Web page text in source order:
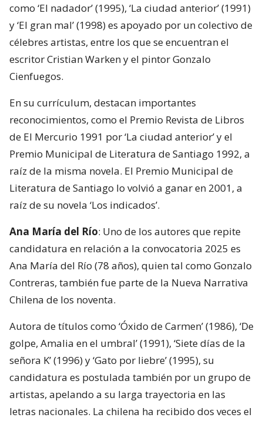
como ‘El nadador’ (1995), ‘La ciudad anterior’ (1991)
y ‘El gran mal’ (1998) es apoyado por un colectivo de
célebres artistas, entre los que se encuentran el
escritor Cristian Warken y el pintor Gonzalo
Cienfuegos.
En su currículum, destacan importantes
reconocimientos, como el Premio Revista de Libros
de El Mercurio 1991 por ‘La ciudad anterior’ y el
Premio Municipal de Literatura de Santiago 1992, a
raíz de la misma novela. El Premio Municipal de
Literatura de Santiago lo volvió a ganar en 2001, a
raíz de su novela ‘Los indicados’.
Ana María del Río: Uno de los autores que repite
candidatura en relación a la convocatoria 2025 es
Ana María del Río (78 años), quien tal como Gonzalo
Contreras, también fue parte de la Nueva Narrativa
Chilena de los noventa.
Autora de títulos como ‘Óxido de Carmen’ (1986), ‘De
golpe, Amalia en el umbral’ (1991), ‘Siete días de la
señora K’ (1996) y ‘Gato por liebre’ (1995), su
candidatura es postulada también por un grupo de
artistas, apelando a su larga trayectoria en las
letras nacionales. La chilena ha recibido dos veces el